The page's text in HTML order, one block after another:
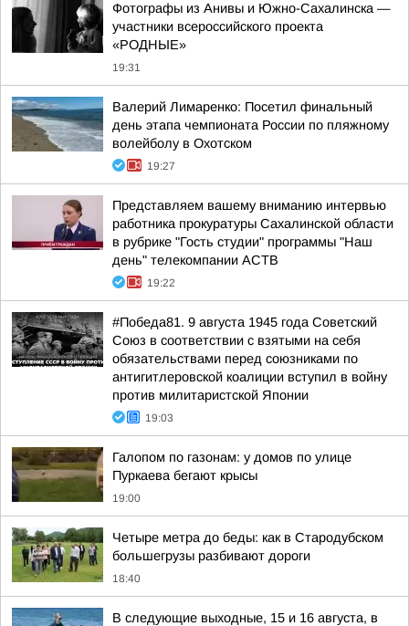
Фотографы из Анивы и Южно-Сахалинска —
участники всероссийского проекта
«РОДНЫЕ»
19:31
Валерий Лимаренко: Посетил финальный
день этапа чемпионата России по пляжному
волейболу в Охотском
19:27
Представляем вашему вниманию интервью
работника прокуратуры Сахалинской области
в рубрике "Гость студии" программы "Наш
день" телекомпании АСТВ
19:22
#Победа81. 9 августа 1945 года Советский
Союз в соответствии с взятыми на себя
обязательствами перед союзниками по
антигитлеровской коалиции вступил в войну
против милитаристской Японии
19:03
Галопом по газонам: у домов по улице
Пуркаева бегают крысы
19:00
Четыре метра до беды: как в Стародубском
большегрузы разбивают дороги
18:40
В следующие выходные, 15 и 16 августа, в